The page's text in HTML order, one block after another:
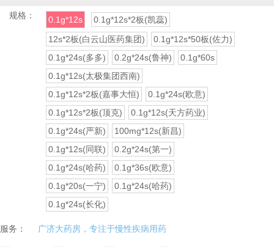
规格： 0.1g*12s
0.1g*12s*2板(凯蕊)
12s*2板(白云山医药集团)
0.1g*12s*50板(佐力)
0.1g*24s(多多)
0.2g*24s(鲁神)
0.1g*60s
0.1g*12s(太极集团西南)
0.1g*12s*2板(嘉事大恒)
0.1g*24s(欧意)
0.1g*12s*2板(顶克)
0.1g*12s(天方药业)
0.1g*24s(严新)
100mg*12s(新昌)
0.1g*12s(同联)
0.2g*24s(第一)
0.1g*24s(哈药)
0.1g*36s(欧意)
0.1g*20s(一宁)
0.1g*24s(哈药)
0.1g*24s(长化)
服务： 广济大药房，专注于慢性疾病用药